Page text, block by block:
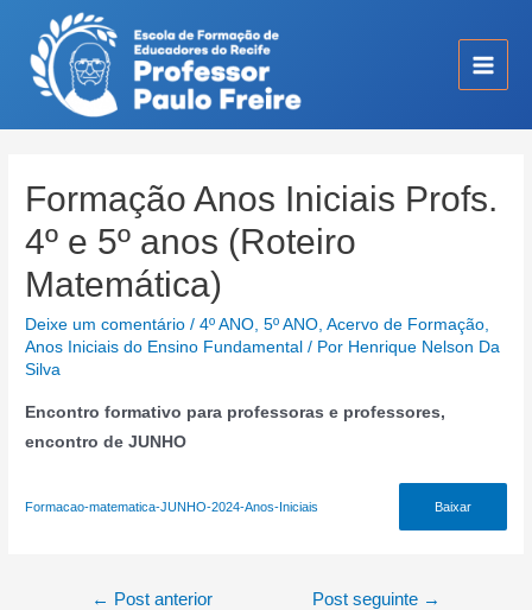
conteúdo
Main
Formação Anos Iniciais Profs.
4º e 5º anos (Roteiro
Matemática)
Deixe um comentário /4º ANO,5º ANO,Acervo de Formação,
Anos Iniciais do Ensino Fundamental / Por Henrique Nelson Da
Silva
Encontro formativo para professoras e professores,
encontro de JUNHO
Formacao-matematica-JUNHO-2024-Anos-Iniciais Baixar
Navegação
← Post anterior Post seguinte →